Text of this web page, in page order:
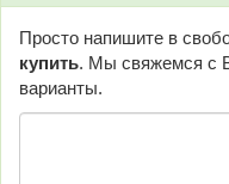
Просто напишите в
купить. Мы свяжемся с
варианты.